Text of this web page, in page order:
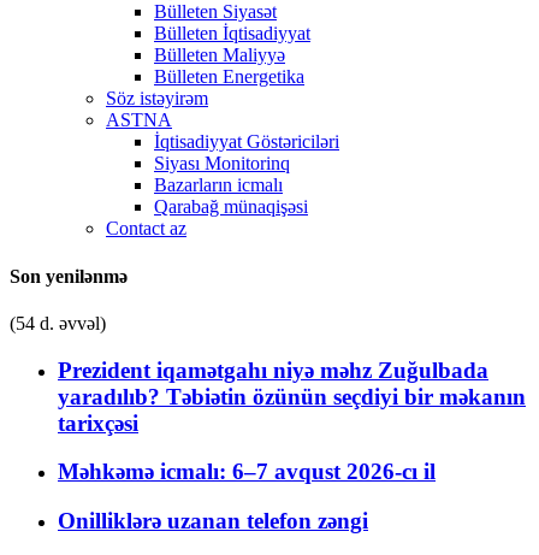
Bülleten Siyasət
Bülleten İqtisadiyyat
Bülleten Maliyyə
Bülleten Energetika
Söz istəyirəm
ASTNA
İqtisadiyyat Göstəriciləri
Siyası Monitorinq
Bazarların icmalı
Qarabağ münaqişəsi
Contact az
Son yenilənmə
(54 d. əvvəl)
Prezident iqamətgahı niyə məhz Zuğulbada
yaradılıb? Təbiətin özünün seçdiyi bir məkanın
tarixçəsi
Məhkəmə icmalı: 6–7 avqust 2026-cı il
Onilliklərə uzanan telefon zəngi